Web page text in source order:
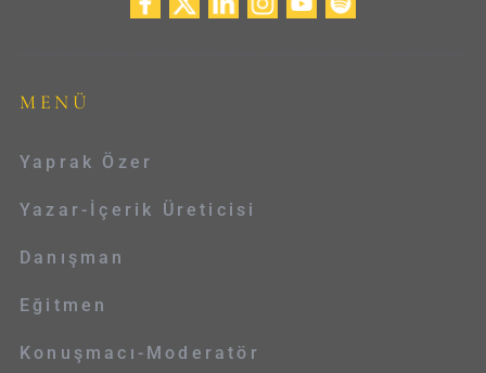
MENÜ
Yaprak Özer
Yazar-İçerik Üreticisi
Danışman
Eğitmen
Konuşmacı-Moderatör